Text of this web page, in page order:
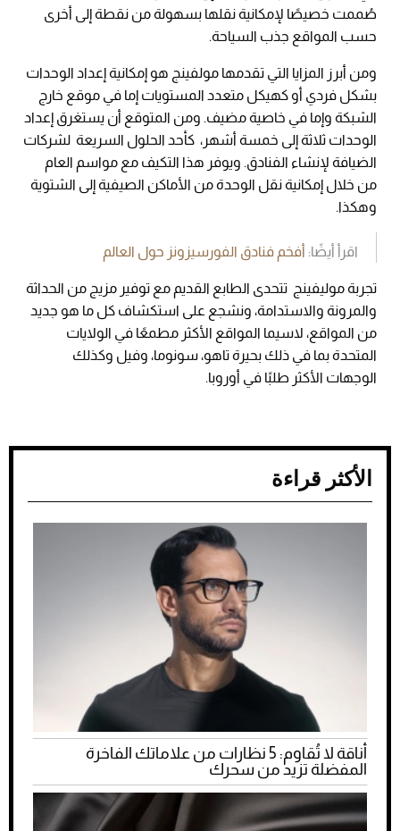
صُممت خصيصًا لإمكانية نقلها بسهولة من نقطة إلى أخرى
حسب المواقع جذب السياحة.
ومن أبرز المزايا التي تقدمها مولفينج هو إمكانية إعداد الوحدات
بشكل فردي أو كهيكل متعدد المستويات إما في موقع خارج
الشبكة وإما في خاصية مضيف. ومن المتوقع أن يستغرق إعداد
الوحدات ثلاثة إلى خمسة أشهر، كأحد الحلول السريعة لشركات
الضيافة لإنشاء الفنادق. ويوفر هذا التكيف مع مواسم العام
من خلال إمكانية نقل الوحدة من الأماكن الصيفية إلى الشتوية
وهكذا.
اقرأ أيضًا: أفخم فنادق الفورسيزونز حول العالم
تجربة موليفينج تتحدى الطابع القديم مع توفير مزيج من الحداثة
والمرونة والاستدامة، ونشجع على استكشاف كل ما هو جديد
من المواقع، لاسيما المواقع الأكثر مطمعًا في الولايات
المتحدة بما في ذلك بحيرة تاهو، سونوما، وفيل وكذلك
الوجهات الأكثر طلبًا في أوروبا.
الأكثر قراءة
أناقة لا تُقاوم: 5 نظارات من علاماتك الفاخرة
المفضلة تزيد من سحرك